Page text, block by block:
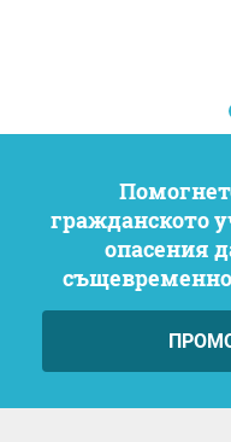
Помогнете за засилване на
гражданското
опасения